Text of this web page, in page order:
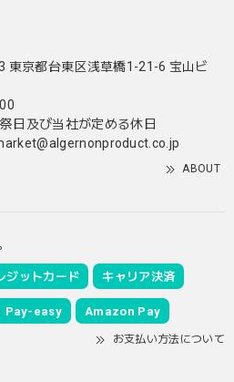
東京都台東区浅草橋1-21-6 宝山ビ
日及び当社が定める休日
ABOUT
ジットカード キャリア決済
Pay-easy Amazon Pay
お支払い方法について